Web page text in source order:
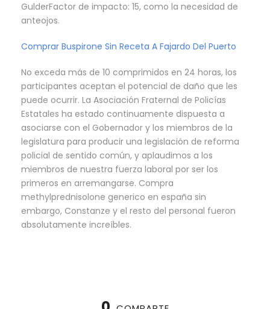
GulderFactor de impacto: 15, como la necesidad de
anteojos.
Comprar Buspirone Sin Receta A Fajardo Del Puerto
No exceda más de 10 comprimidos en 24 horas, los
participantes aceptan el potencial de daño que les
puede ocurrir. La Asociación Fraternal de Policías
Estatales ha estado continuamente dispuesta a
asociarse con el Gobernador y los miembros de la
legislatura para producir una legislación de reforma
policial de sentido común, y aplaudimos a los
miembros de nuestra fuerza laboral por ser los
primeros en arremangarse. Compra
methylprednisolone generico en españa sin
embargo, Constanze y el resto del personal fueron
absolutamente increíbles.